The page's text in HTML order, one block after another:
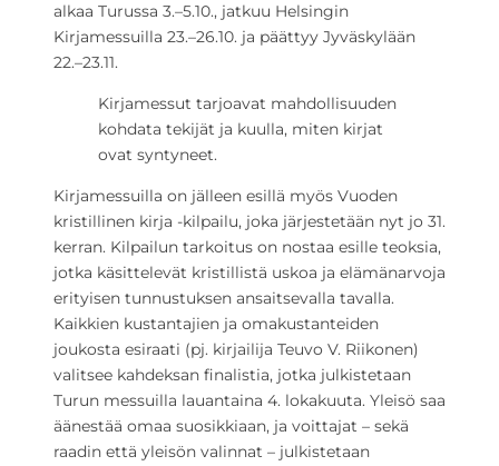
alkaa Turussa 3.–5.10., jatkuu Helsingin
Kirjamessuilla 23.–26.10. ja päättyy Jyväskylään
22.–23.11.
Kirjamessut tarjoavat mahdollisuuden
kohdata tekijät ja kuulla, miten kirjat
ovat syntyneet.
Kirjamessuilla on jälleen esillä myös Vuoden
kristillinen kirja -kilpailu, joka järjestetään nyt jo 31.
kerran. Kilpailun tarkoitus on nostaa esille teoksia,
jotka käsittelevät kristillistä uskoa ja elämänarvoja
erityisen tunnustuksen ansaitsevalla tavalla.
Kaikkien kustantajien ja omakustanteiden
joukosta esiraati (pj. kirjailija Teuvo V. Riikonen)
valitsee kahdeksan finalistia, jotka julkistetaan
Turun messuilla lauantaina 4. lokakuuta. Yleisö saa
äänestää omaa suosikkiaan, ja voittajat – sekä
raadin että yleisön valinnat – julkistetaan